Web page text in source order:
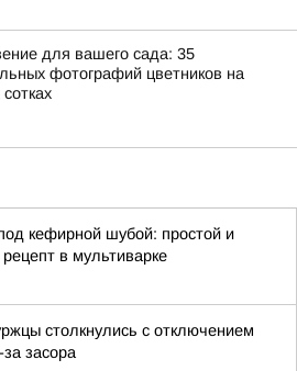
для вашего сада: 35
фотографий цветников на
кефирной шубой: простой и
рецепт в мультиварке
столкнулись с отключением
засора